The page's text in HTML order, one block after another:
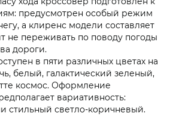
предусмотрен особый режим
а клиренс модели составляет
не переживать по поводу погоды
дороги.
в пяти различных цветах на
белый, галактический зеленый,
космос. Оформление
вариативность:
стильный светло-коричневый.